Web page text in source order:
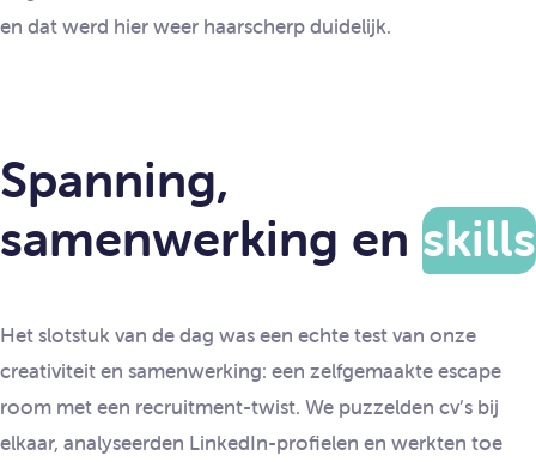
en dat werd hier weer haarscherp duidelijk.
Spanning,
samenwerking en skills
Het slotstuk van de dag was een echte test van onze
creativiteit en samenwerking: een zelfgemaakte escape
room met een recruitment-twist. We puzzelden cv’s bij
elkaar, analyseerden LinkedIn-profielen en werkten toe